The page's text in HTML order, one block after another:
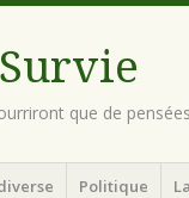
que de
Politique